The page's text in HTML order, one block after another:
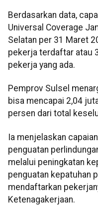
Berdasarkan data,
Universal Coverage
Selatan per 31 Maret
pekerja terdaftar atau
pekerja yang ada.
Pemprov Sulsel
bisa mencapai 2,04
persen dari total
Ia menjelaskan
penguatan
melalui peningkatan
penguatan kepatuhan
mendaftarkan
Ketenagakerjaan.